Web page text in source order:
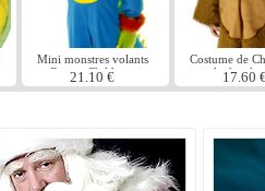
Mini monstres volants
Crump Childrens
Costume
21.10 €
Costume de
peluche
17.60